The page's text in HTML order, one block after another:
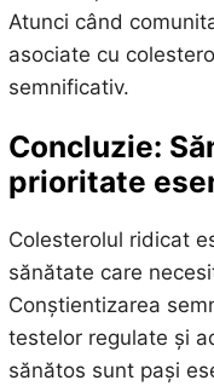
Atunci când
asociate cu
semnificativ.
Concluzie:
prioritate
Colesterolul ridicat
sănătate care
Conștientizarea
testelor regulate și
sănătos sunt pași